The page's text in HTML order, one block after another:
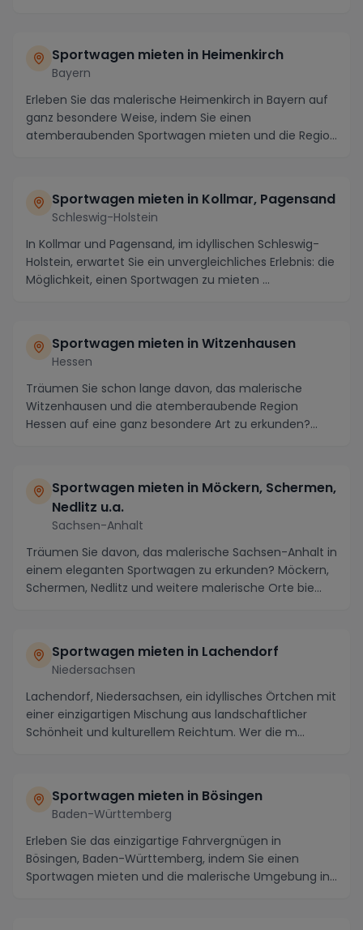
Sportwagen mieten in Heimenkirch
Bayern
Erleben Sie das malerische Heimenkirch in Bayern auf
ganz besondere Weise, indem Sie einen
atemberaubenden Sportwagen mieten und die Region
Sportwagen mieten in Kollmar, Pagensand
Schleswig-Holstein
In Kollmar und Pagensand, im idyllischen Schleswig-
Holstein, erwartet Sie ein unvergleichliches Erlebnis: die
Möglichkeit, einen Sportwagen zu mieten ...
Sportwagen mieten in Witzenhausen
Hessen
Träumen Sie schon lange davon, das malerische
Witzenhausen und die atemberaubende Region
Hessen auf eine ganz besondere Art zu erkunden?
Sportwagen mieten in Möckern, Schermen,
Nedlitz u.a.
Sachsen-Anhalt
Träumen Sie davon, das malerische Sachsen-Anhalt in
einem eleganten Sportwagen zu erkunden? Möckern,
Schermen, Nedlitz und weitere malerische Orte bie...
Sportwagen mieten in Lachendorf
Niedersachsen
Lachendorf, Niedersachsen, ein idyllisches Örtchen mit
einer einzigartigen Mischung aus landschaftlicher
Schönheit und kulturellem Reichtum. Wer die m...
Sportwagen mieten in Bösingen
Baden-Württemberg
Erleben Sie das einzigartige Fahrvergnügen in
Bösingen, Baden-Württemberg, indem Sie einen
Sportwagen mieten und die malerische Umgebung in